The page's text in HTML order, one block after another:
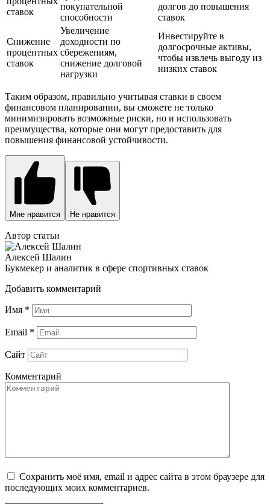
ставок
покупательной
способности
долгов до повышения
ставок
Снижение
процентных
ставок
Увеличение
доходности по
сбережениям,
снижение долговой
нагрузки
Инвестируйте в
долгосрочные активы,
чтобы извлечь выгоду из
низких ставок
Таким образом, правильно учитывая ставки в своем
финансовом планировании, вы сможете не только
минимизировать возможные риски, но и использовать
преимущества, которые они могут предоставить для
повышения финансовой устойчивости.
Мне нравится Не нравится
Автор статьи
Алексей Шалин
Букмекер и аналитик в сфере спортивных ставок
Добавить комментарий
Имя *
Email *
Сайт
Комментарий
Сохранить моё имя, email и адрес сайта в этом браузере для
последующих моих комментариев.